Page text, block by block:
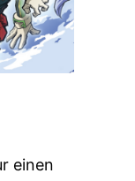
einen